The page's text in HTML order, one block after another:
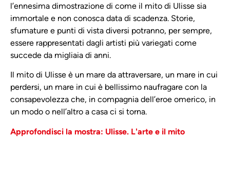
l’ennesima dimostrazione di come il mito di Ulisse sia
immortale e non conosca data di scadenza. Storie,
sfumature e punti di vista diversi potranno, per sempre,
essere rappresentati dagli artisti più variegati come
succede da migliaia di anni.
Il mito di Ulisse è un mare da attraversare, un mare in cui
perdersi, un mare in cui è bellissimo naufragare con la
consapevolezza che, in compagnia dell’eroe omerico, in
un modo o nell’altro a casa ci si torna.
Approfondisci la mostra: Ulisse. L'arte e il mito